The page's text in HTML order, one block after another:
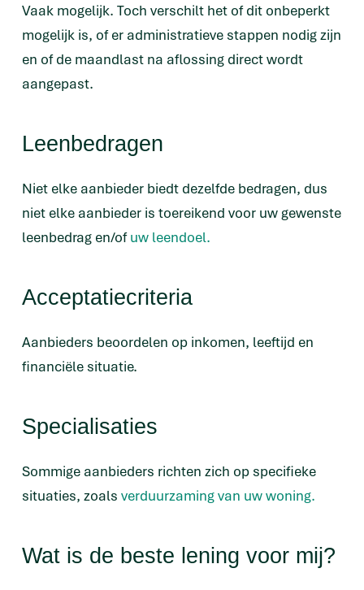
Vaak mogelijk. Toch verschilt het of dit onbeperkt
mogelijk is, of er administratieve stappen nodig zijn
en of de maandlast na aflossing direct wordt
aangepast.
Leenbedragen
Niet elke aanbieder biedt dezelfde bedragen, dus
niet elke aanbieder is toereikend voor uw gewenste
leenbedrag en/ofuw leendoel.
Acceptatiecriteria
Aanbieders beoordelen op inkomen, leeftijd en
financiële situatie.
Specialisaties
Sommige aanbieders richten zich op specifieke
situaties, zoals verduurzaming van uw woning.
Wat is de beste lening voor mij?